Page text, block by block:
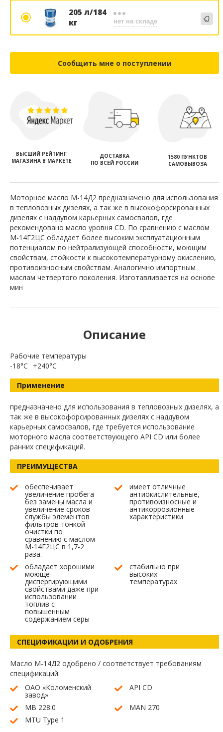
205 л/184
кг
нет на складе
Сообщить мне о поступлении
ВЫСШИЙ РЕЙТИНГ
МАГАЗИНА В МАРКЕТЕ
ДОСТАВКА
ПО ВСЕЙ РОССИИ
1580 ПУНКТОВ
САМОВЫВОЗА
Моторное масло М-14Д2 предназначено для использования
в тепловозных дизелях, а так же в высокофорсированных
дизелях с наддувом карьерных самосвалов, где
рекомендовано масло уровня CD. По сравнению с маслом
М-14Г2ЦС обладает более высоким эксплуатационным
потенциалом по нейтрализующей способности, моющим
свойствам, стойкости к высокотемпературному окислению,
противоизносным свойствам. Аналогично импортным
маслам четвертого поколения. Изготавливается на основе
мин
Описание
Рабочие температуры
-18°C
+240°C
Применение
предназначено для использования в тепловозных дизелях, а
так же в высокофорсированных дизелях с наддувом
карьерных самосвалов, где требуется использование
моторного масла соответствующего API CD или более
ранних спецификаций.
ПРЕИМУЩЕСТВА
обеспечивает
увеличение пробега
без замены масла и
увеличение сроков
службы элементов
фильтров тонкой
очистки по
сравнению с маслом
М-14Г2ЦС в 1,7-2
раза.
имеет отличные
антиокислительные,
противоизносные и
антикоррозионные
характеристики
обладает хорошими
моюще-
диспергирующими
свойствами даже при
использовании
топлив с
повышенным
содержанием серы
стабильно при
высоких
температурах
СПЕЦИФИКАЦИИ И ОДОБРЕНИЯ
Масло М-14Д2 одобрено / соответствует требованиям
спецификаций:
ОАО «Коломенский
завод»
API CD
МВ 228.0
MAN 270
MTU Type 1